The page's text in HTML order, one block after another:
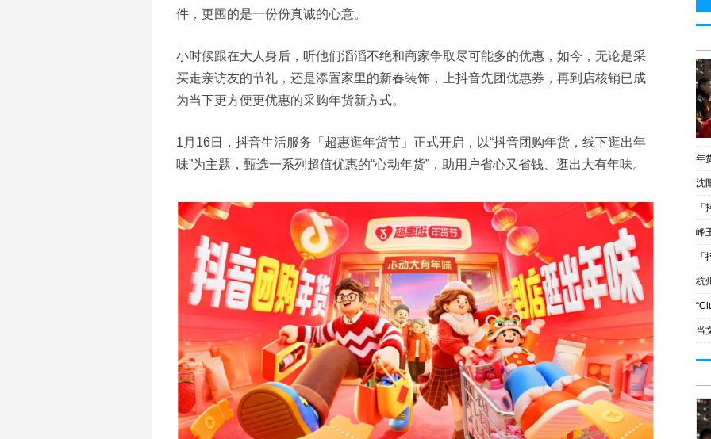
件，更囤的是一份份真诚的心意。
小时候跟在大人身后，听他们滔滔不绝和商家争取尽可能多的优惠，如今，无论是采
买走亲访友的节礼，还是添置家里的新春装饰，上抖音先团优惠券，再到店核销已成
为当下更方便更优惠的采购年货新方式。
1月16日，抖音生活服务「超惠逛年货节」正式开启，以“抖音团购年货，线下逛出年
味”为主题，甄选一系列超值优惠的“心动年货”，助用户省心又省钱、逛出大有年味。
年
沈
峰
杭
当